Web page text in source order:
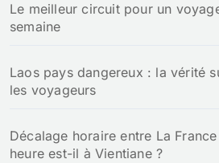
Le meilleur circuit pour un
semaine
Laos pays dangereux : la vérité
les voyageurs
Décalage horaire entre La
heure est-il à Vientiane ?